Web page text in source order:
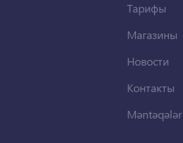
Тарифы
Магазины
Новости
Контакты
Məntəqələr